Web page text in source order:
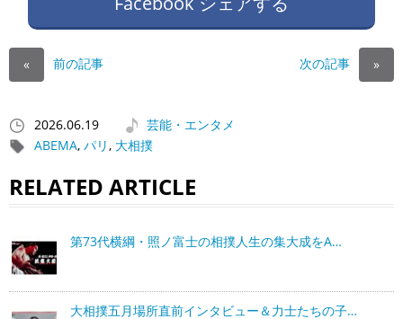
« 前の記事 次の記事 »
2026.06.19
芸能・エンタメ
ABEMA, パリ, 大相撲
RELATED ARTICLE
第73代横綱・照ノ富士の相撲人生の集大成をA…
大相撲五月場所直前インタビュー＆力士たちの子…